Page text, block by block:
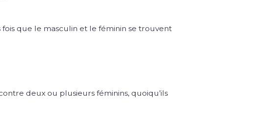
fois que le masculin et le féminin se trouvent
deux ou plusieurs féminins, quoiqu’ils